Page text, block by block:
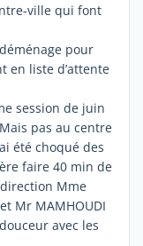
ville qui font
pour
en liste d’attente
session de juin
pas au centre
été choqué des
faire 40 min de
Mme
Mr MAMHOUDI
avec les